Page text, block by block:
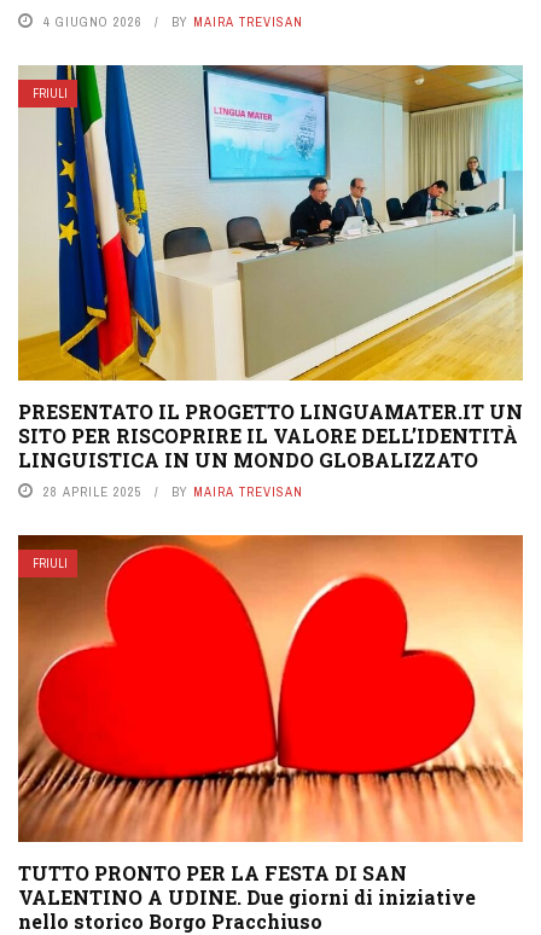
4 GIUGNO 2026 BY MAIRA TREVISAN
FRIULI
PRESENTATO IL PROGETTO LINGUAMATER.IT UN
SITO PER RISCOPRIRE IL VALORE DELL’IDENTITÀ
LINGUISTICA IN UN MONDO GLOBALIZZATO
28 APRILE 2025 BY MAIRA TREVISAN
FRIULI
TUTTO PRONTO PER LA FESTA DI SAN
VALENTINO A UDINE. Due giorni di iniziative
nello storico Borgo Pracchiuso